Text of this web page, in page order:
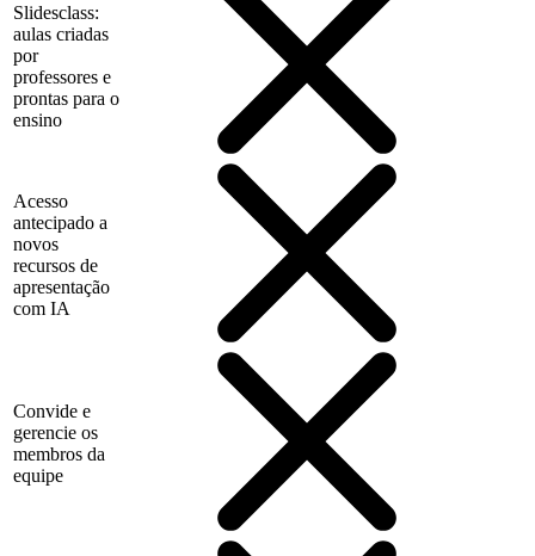
Slidesclass:
aulas criadas
por
professores e
prontas para o
ensino
Acesso
antecipado a
novos
recursos de
apresentação
com IA
Convide e
gerencie os
membros da
equipe